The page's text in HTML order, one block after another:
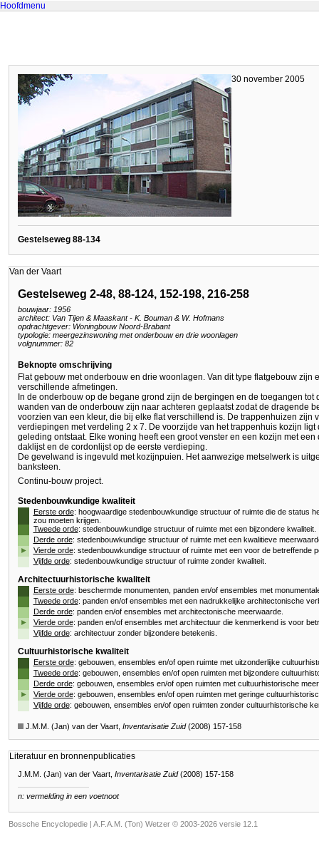
Hoofdmenu
30 november 2005
Gestelseweg 88-134
Van der Vaart
Gestelseweg 2-48, 88-124, 152-198, 216-258
bouwjaar: 1956
architect: Van Tijen & Maaskant - K. Bouman & W. Hofmans
opdrachtgever: Woningbouw Noord-Brabant
typologie: meergezinswoning met onderbouw en drie woonlagen
volgnummer: 82
Beknopte omschrijving
Flat gebouw met onderbouw en drie woonlagen. Van dit type flatgebouw zijn
verschillende afmetingen.
In de onderbouw op de begane grond zijn de bergingen en de toegangen
wanden van de onderbouw zijn naar achteren geplaatst zodat de dragende
voorzien van een kleur, die bij elke flat verschillend is. De trappenhuizen zijn
verdiepingen met verdeling 2 x 7. De voorzijde van het trappenhuis kozijn
geleding ontstaat. Elke woning heeft een groot venster en een kozijn met
daklijst en de cordonlijst op de eerste verdieping.
De gevelwand is ingevuld met kozijnpuien. Het aanwezige metselwerk is
banksteen.
Continu-bouw project.
Stedenbouwkundige kwaliteit
Eerste orde: hoogwaardige stedenbouwkundige structuur of ruimte die de status
zou moeten krijgen.
Tweede orde: stedenbouwkundige structuur of ruimte met een bijzondere kwaliteit.
Derde orde: stedenbouwkundige structuur of ruimte met een kwalitieve
►
Vierde orde: stedenbouwkundige structuur of ruimte met een voor de betreffende
Vijfde orde: stedenbouwkundige structuur of ruimte zonder kwaliteit.
Architectuurhistorische kwaliteit
Eerste orde: beschermde monumenten, panden en/of ensembles met
Tweede orde: panden en/of ensembles met een nadrukkelijke architectonische
Derde orde: panden en/of ensembles met architectonische meerwaarde.
►
Vierde orde: panden en/of ensembles met architectuur die kenmerkend is voor
Vijfde orde: architectuur zonder bijzondere betekenis.
Cultuurhistorische kwaliteit
Eerste orde: gebouwen, ensembles en/of open ruimte met uitzonderlijke
Tweede orde: gebouwen, ensembles en/of open ruimten met bijzondere
Derde orde: gebouwen, ensembles en/of open ruimten met cultuurhistorische
►
Vierde orde: gebouwen, ensembles en/of open ruimten met geringe
Vijfde orde: gebouwen, ensembles en/of open ruimten zonder cultuurhistorische
J.M.M. (Jan) van der Vaart, Inventarisatie Zuid(2008) 157-158
Literatuur en bronnenpublicaties
J.M.M. (Jan) van der Vaart, Inventarisatie Zuid(2008) 157-158
n: vermelding in een voetnoot
Bossche Encyclopedie | A.F.A.M. (Ton) Wetzer © 2003-2026 versie 12.1